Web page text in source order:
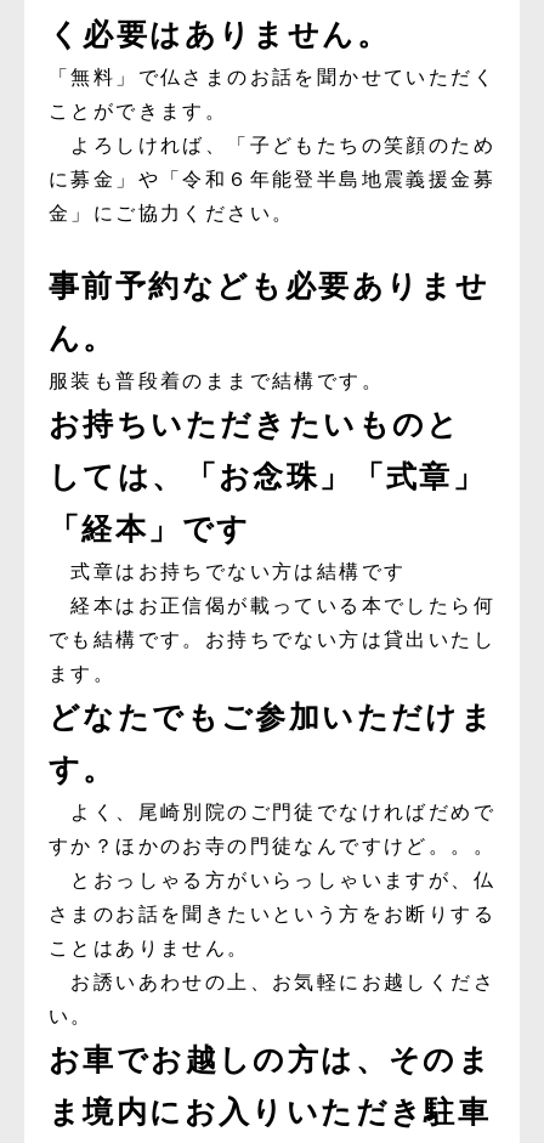
く必要はありません。
「無料」で仏さまのお話を聞かせていただく
ことができます。
よろしければ、「子どもたちの笑顔のため
に募金」や「令和６年能登半島地震義援金募
金」にご協力ください。
事前予約なども必要ありませ
ん。
服装も普段着のままで結構です。
お持ちいただきたいものと
しては、「お念珠」「式章」
「経本」です
式章はお持ちでない方は結構です
経本はお正信偈が載っている本でしたら何
でも結構です。お持ちでない方は貸出いたし
ます。
どなたでもご参加いただけま
す。
よく、尾崎別院のご門徒でなければだめで
すか？ほかのお寺の門徒なんですけど。。。
とおっしゃる方がいらっしゃいますが、仏
さまのお話を聞きたいという方をお断りする
ことはありません。
お誘いあわせの上、お気軽にお越しくださ
い。
お車でお越しの方は、そのま
ま境内にお入りいただき駐車